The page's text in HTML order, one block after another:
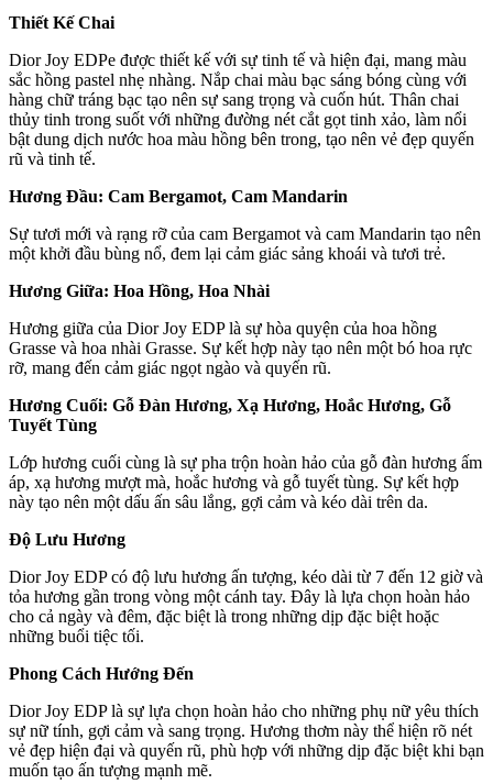
Thiết Kế Chai
Dior Joy EDPe được thiết kế với sự tinh tế và hiện đại, mang màu
sắc hồng pastel nhẹ nhàng. Nắp chai màu bạc sáng bóng cùng với
hàng chữ tráng bạc tạo nên sự sang trọng và cuốn hút. Thân chai
thủy tinh trong suốt với những đường nét cắt gọt tinh xảo, làm nổi
bật dung dịch nước hoa màu hồng bên trong, tạo nên vẻ đẹp quyến
rũ và tinh tế.
Hương Đầu: Cam Bergamot, Cam Mandarin
Sự tươi mới và rạng rỡ của cam Bergamot và cam Mandarin tạo nên
một khởi đầu bùng nổ, đem lại cảm giác sảng khoái và tươi trẻ.
Hương Giữa: Hoa Hồng, Hoa Nhài
Hương giữa của Dior Joy EDP là sự hòa quyện của hoa hồng
Grasse và hoa nhài Grasse. Sự kết hợp này tạo nên một bó hoa rực
rỡ, mang đến cảm giác ngọt ngào và quyến rũ.
Hương Cuối: Gỗ Đàn Hương, Xạ Hương, Hoắc Hương, Gỗ
Tuyết Tùng
Lớp hương cuối cùng là sự pha trộn hoàn hảo của gỗ đàn hương ấm
áp, xạ hương mượt mà, hoắc hương và gỗ tuyết tùng. Sự kết hợp
này tạo nên một dấu ấn sâu lắng, gợi cảm và kéo dài trên da.
Độ Lưu Hương
Dior Joy EDP có độ lưu hương ấn tượng, kéo dài từ 7 đến 12 giờ và
tỏa hương gần trong vòng một cánh tay. Đây là lựa chọn hoàn hảo
cho cả ngày và đêm, đặc biệt là trong những dịp đặc biệt hoặc
những buổi tiệc tối.
Phong Cách Hướng Đến
Dior Joy EDP là sự lựa chọn hoàn hảo cho những phụ nữ yêu thích
sự nữ tính, gợi cảm và sang trọng. Hương thơm này thể hiện rõ nét
vẻ đẹp hiện đại và quyến rũ, phù hợp với những dịp đặc biệt khi bạn
muốn tạo ấn tượng mạnh mẽ.